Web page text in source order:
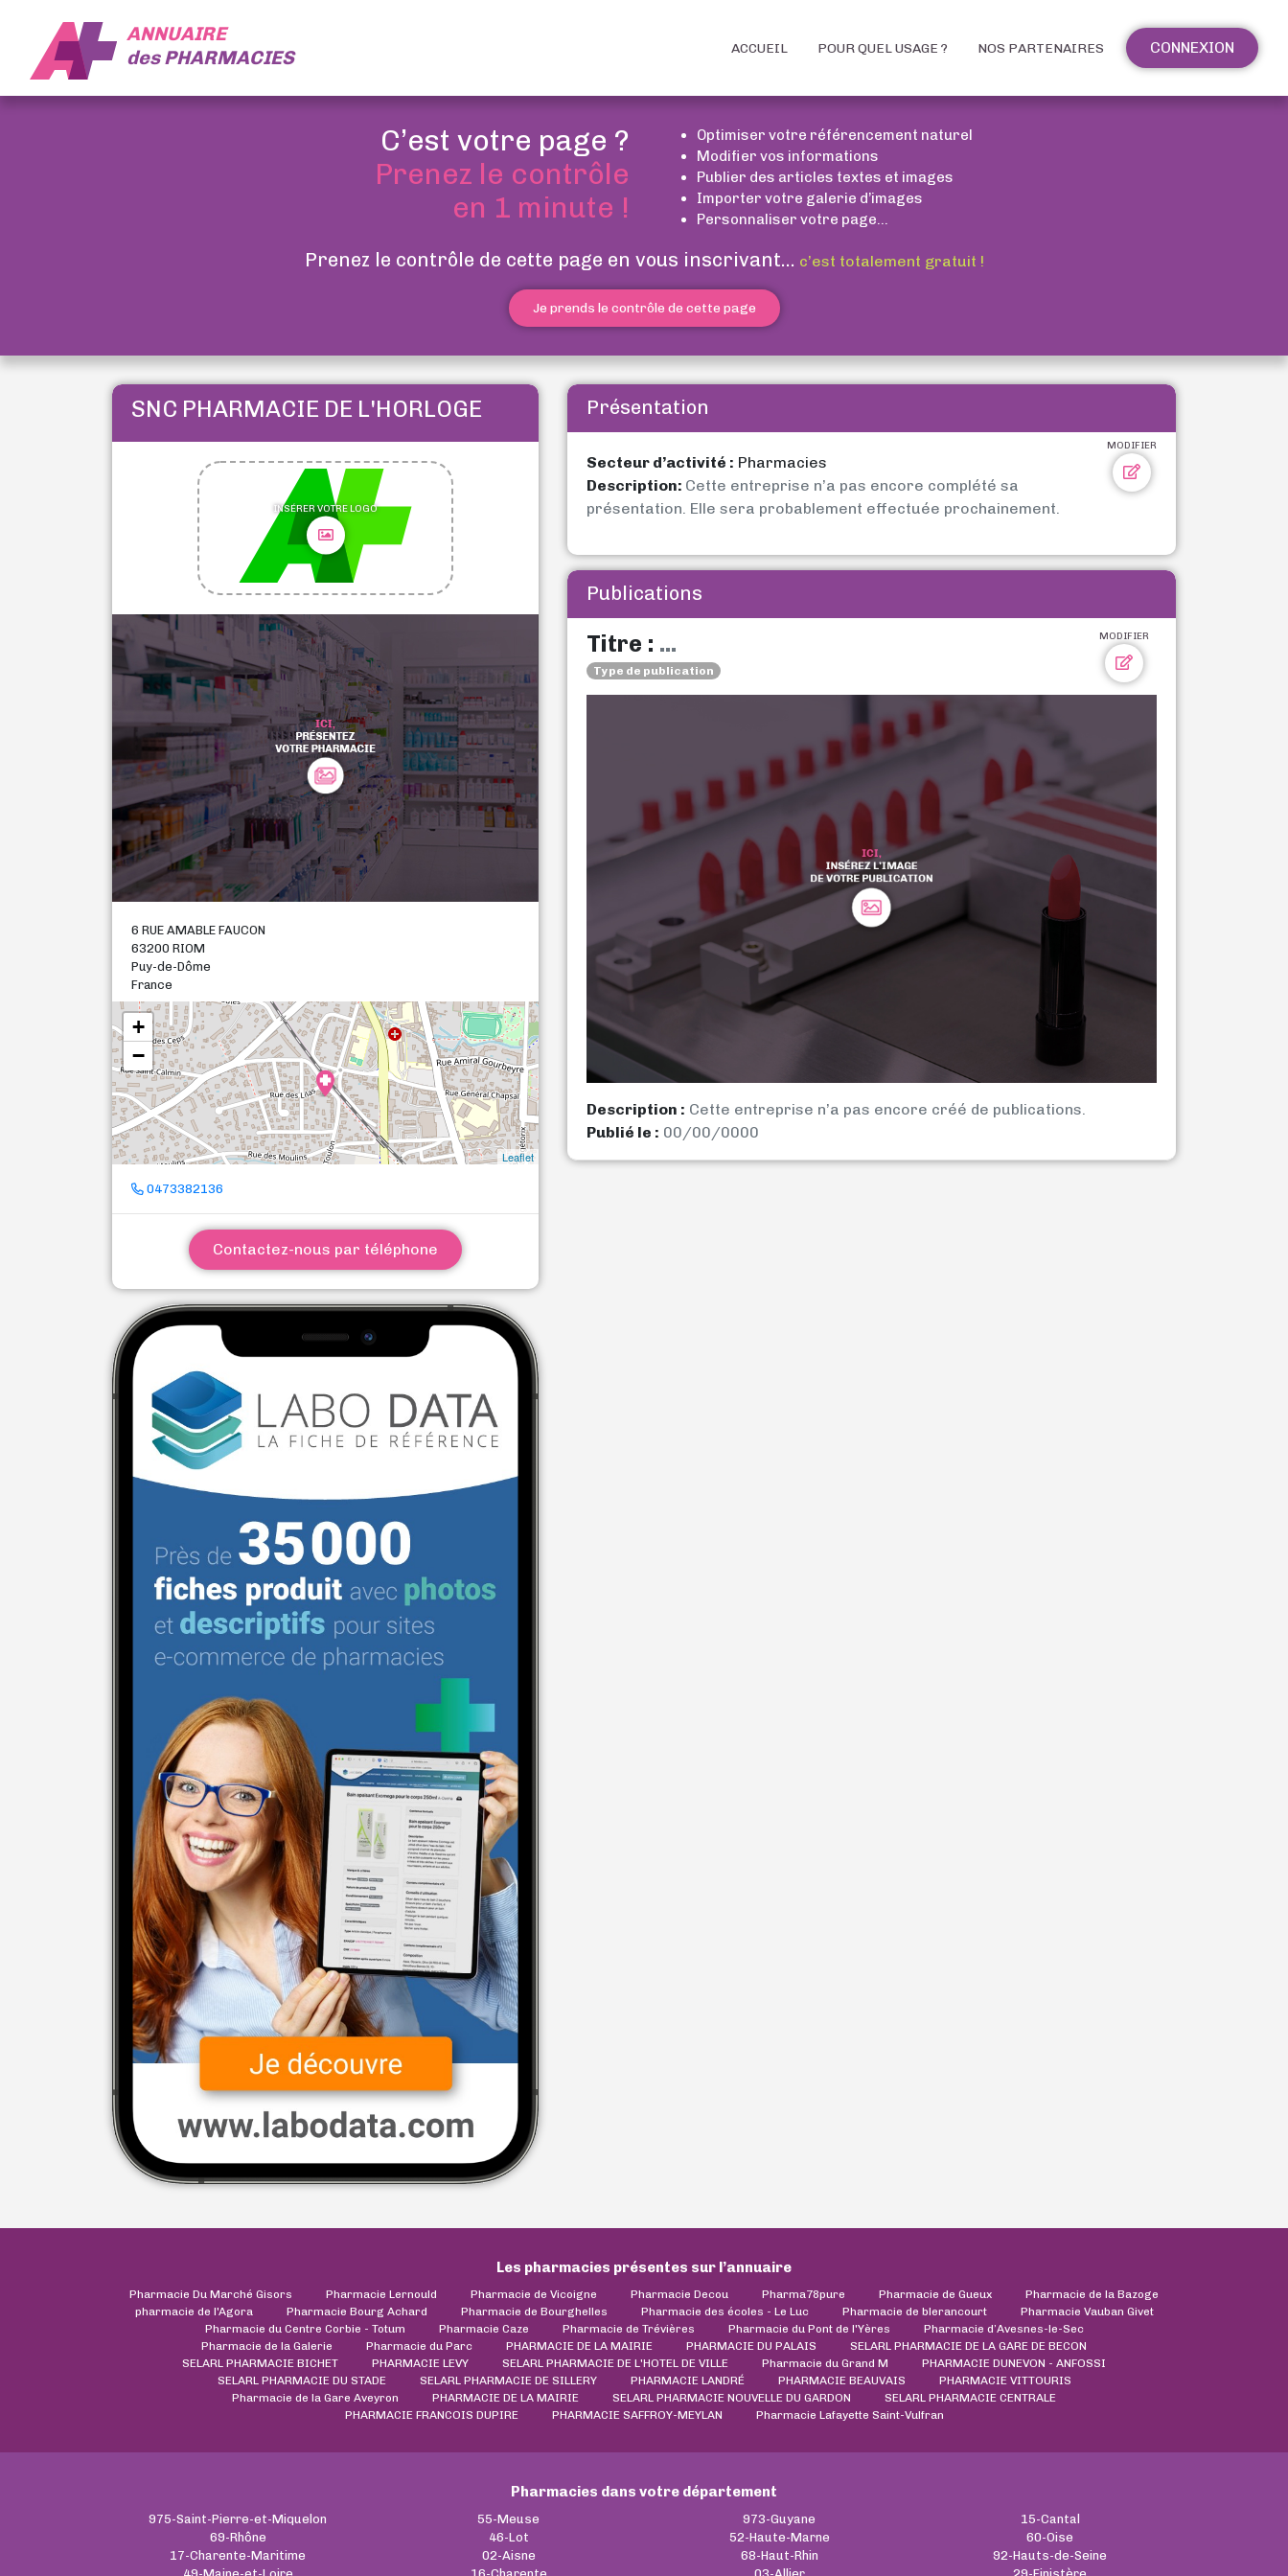
ANNUAIRE
desPHARMACIES ACCUEIL POUR QUEL USAGE ? NOS PARTENAIRES CONNEXION
C’est votre page ?
Prenez le contrôle
en 1 minute !
Optimiser votre référencement naturel
Modifier vos informations
Publier des articles textes et images
Importer votre galerie d’images
Personnaliser votre page...
Prenez le contrôle de cette page en vous inscrivant... c’est totalement gratuit !
Je prends le contrôle de cette page
SNC PHARMACIE DE L'HORLOGE
INSÉRER VOTRE LOGO
6 RUE AMABLE FAUCON
63200 RIOM
Puy-de-Dôme
France
+
−
Leaflet
0473382136
Contactez-nous par téléphone
Présentation
MODIFIER
Secteur d’activité : Pharmacies
Description: Cette entreprise n’a pas encore complété sa
présentation. Elle sera probablement effectuée prochainement.
Publications
MODIFIER
Titre : ...
Type de publication
Description : Cette entreprise n’a pas encore créé de publications.
Publié le : 00/00/0000
Les pharmacies présentes sur l’annuaire
Pharmacie Du Marché Gisors Pharmacie Lernould Pharmacie de Vicoigne Pharmacie Decou Pharma78pure Pharmacie de Gueux
Pharmacie de la Bazoge
pharmacie de l'Agora
Pharmacie Bourg Achard Pharmacie de Bourghelles Pharmacie des écoles - Le Luc Pharmacie de blerancourt
Pharmacie Vauban Givet
Pharmacie du Centre Corbie - Totum
Pharmacie Caze Pharmacie de Trévières Pharmacie du Pont de l'Yères
Pharmacie d’Avesnes-le-Sec
Pharmacie de la Galerie
Pharmacie du Parc PHARMACIE DE LA MAIRIE PHARMACIE DU PALAIS
SELARL PHARMACIE DE LA GARE DE BECON
SELARL PHARMACIE BICHET
PHARMACIE LEVY SELARL PHARMACIE DE L'HOTEL DE VILLE Pharmacie du Grand M
PHARMACIE DUNEVON - ANFOSSI
SELARL PHARMACIE DU STADE
SELARL PHARMACIE DE SILLERY PHARMACIE LANDRÉ PHARMACIE BEAUVAIS
PHARMACIE VITTOURIS
Pharmacie de la Gare Aveyron
PHARMACIE DE LA MAIRIE SELARL PHARMACIE NOUVELLE DU GARDON
SELARL PHARMACIE CENTRALE
PHARMACIE FRANCOIS DUPIRE
PHARMACIE SAFFROY-MEYLAN Pharmacie Lafayette Saint-Vulfran
Pharmacies dans votre département
975-Saint-Pierre-et-Miquelon
69-Rhône
17-Charente-Maritime
55-Meuse
46-Lot
02-Aisne
973-Guyane
52-Haute-Marne
68-Haut-Rhin
15-Cantal
60-Oise
92-Hauts-de-Seine